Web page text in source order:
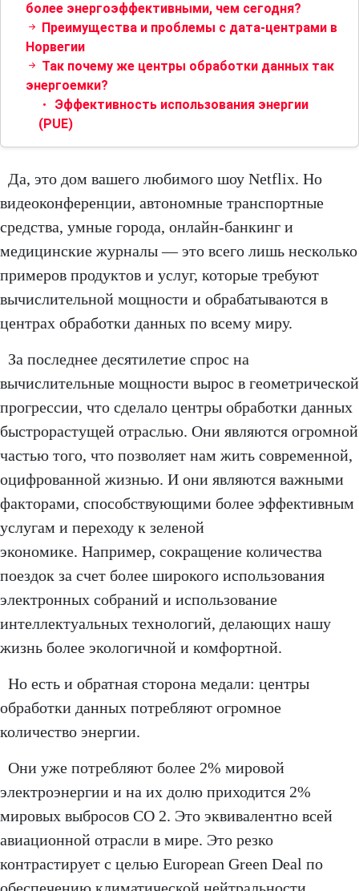
более энергоэффективными, чем сегодня?
Преимущества и проблемы с дата-центрами в
Норвегии
Так почему же центры обработки данных так
энергоемки?
Эффективность использования энергии
(PUE)
Да, это дом вашего любимого шоу Netflix. Но
видеоконференции, автономные транспортные
средства, умные города, онлайн-банкинг и
медицинские журналы — это всего лишь несколько
примеров продуктов и услуг, которые требуют
вычислительной мощности и обрабатываются в
центрах обработки данных по всему миру.
За последнее десятилетие спрос на
вычислительные мощности вырос в геометрической
прогрессии, что сделало центры обработки данных
быстрорастущей отраслью. Они являются огромной
частью того, что позволяет нам жить современной,
оцифрованной жизнью. И они являются важными
факторами, способствующими более эффективным
услугам и переходу к зеленой
экономике. Например, сокращение количества
поездок за счет более широкого использования
электронных собраний и использование
интеллектуальных технологий, делающих нашу
жизнь более экологичной и комфортной.
Но есть и обратная сторона медали: центры
обработки данных потребляют огромное
количество энергии.
Они уже потребляют более 2% мировой
электроэнергии и на их долю приходится 2%
мировых выбросов CO 2. Это эквивалентно всей
авиационной отрасли в мире. Это резко
контрастирует с целью European Green Deal по